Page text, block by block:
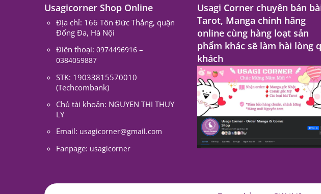
Usagicorner Shop Online
Địa chỉ: 166 Tôn Đức Thắng, quận
Đống Đa, Hà Nội
Điện thoại: 0974496916 –
0384059887
STK: 19033815570010
(Techcombank)
Chủ tài khoản: NGUYEN THI THUY
LY
Email: usagicorner@gmail.com
Fanpage: usagicorner
Usagi Corner chuyên bán
Tarot, Manga chính hãng
online cùng hàng loạt sản
phẩm khác sẽ làm hài lòng
khách